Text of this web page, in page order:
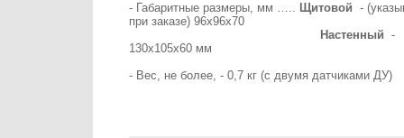
- Габаритные размеры, мм ….. Щитовой -
при заказе) 96х96х70
Настенный -
130х105х60 мм
- Вес, не более, - 0,7 кг (с двумя датчиками ДУ)